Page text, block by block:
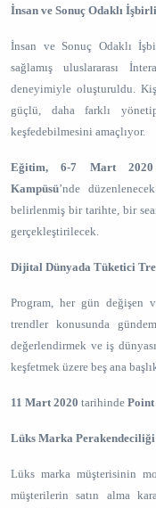
İnsan ve Sonuç Odaklı
İnsan ve Sonuç Odaklı
sağlamış uluslararası
deneyimiyle oluşturuldu.
güçlü, daha farklı
keşfedebilmesini amaçlıyor.
Eğitim, 6-7 Mart 2020
Kampüsü’nde
belirlenmiş bir tarihte, bir
gerçekleştirilecek.
Dijital Dünyada Tüketici
Program, her gün değişen
trendler konusunda
değerlendirmek ve iş
keşfetmek üzere beş ana
11 Mart 2020 tarihinde
Lüks Marka Perakendeciliği
Lüks marka müşterisinin
müşterilerin satın alma